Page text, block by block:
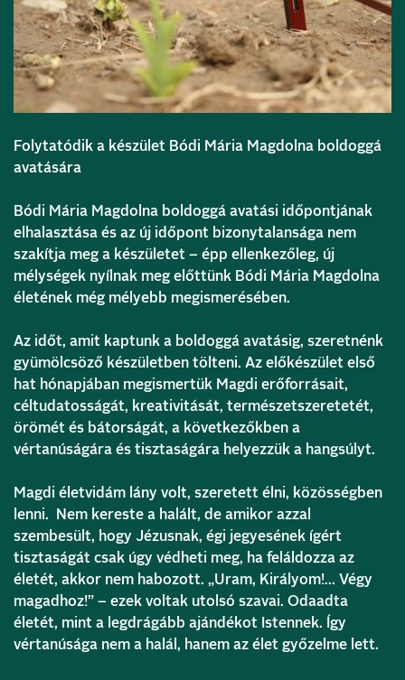
Folytatódik a készület Bódi Mária Magdolna boldoggá
avatására
Bódi Mária Magdolna boldoggá avatási időpontjának
elhalasztása és az új időpont bizonytalansága nem
szakítja meg a készületet – épp ellenkezőleg, új
mélységek nyílnak meg előttünk Bódi Mária Magdolna
életének még mélyebb megismerésében.
Az időt, amit kaptunk a boldoggá avatásig, szeretnénk
gyümölcsöző készületben tölteni. Az előkészület első
hat hónapjában megismertük Magdi erőforrásait,
céltudatosságát, kreativitását, természetszeretetét,
örömét és bátorságát, a következőkben a
vértanúságára és tisztaságára helyezzük a hangsúlyt.
Magdi életvidám lány volt, szeretett élni, közösségben
lenni. Nem kereste a halált, de amikor azzal
szembesült, hogy Jézusnak, égi jegyesének ígért
tisztaságát csak úgy védheti meg, ha feláldozza az
életét, akkor nem habozott. „Uram, Királyom!… Végy
magadhoz!” – ezek voltak utolsó szavai. Odaadta
életét, mint a legdrágább ajándékot Istennek. Így
vértanúsága nem a halál, hanem az élet győzelme lett.